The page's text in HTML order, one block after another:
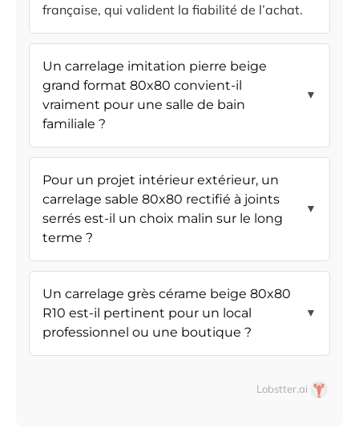
française, qui valident la fiabilité de l’achat.
Un carrelage imitation pierre beige
grand format 80x80 convient-il
vraiment pour une salle de bain
familiale ?
▼
Pour un projet intérieur extérieur, un
carrelage sable 80x80 rectifié à joints
serrés est-il un choix malin sur le long
terme ?
▼
Un carrelage grès cérame beige 80x80
R10 est-il pertinent pour un local
professionnel ou une boutique ?
▼
Lobstter.ai